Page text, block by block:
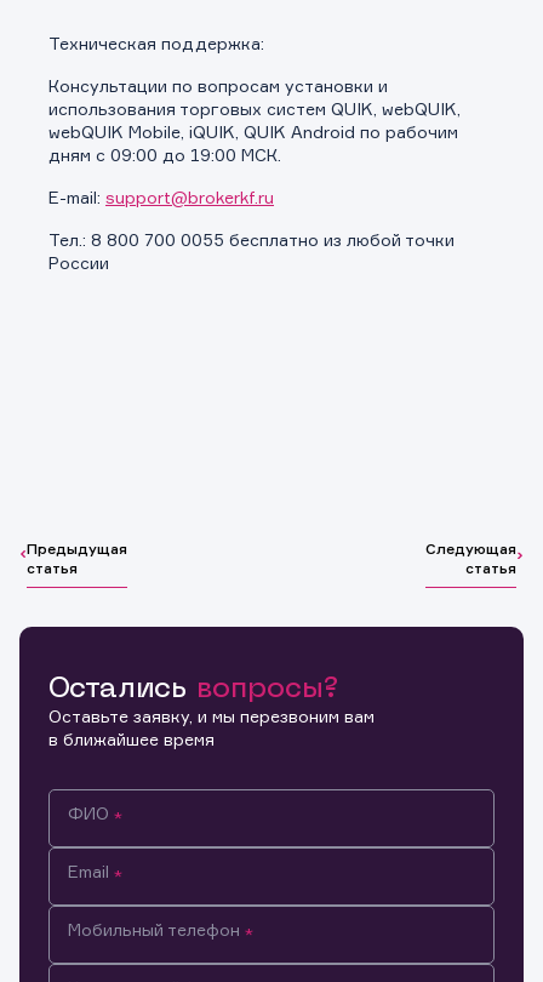
Техническая поддержка:
Консультации по вопросам установки и
использования торговых систем QUIK, webQUIK,
webQUIK Mobile, iQUIK, QUIK Android по рабочим
дням с 09:00 до 19:00 MCК.
E-mail: support@brokerkf.ru
Тел.: 8 800 700 0055 бесплатно из любой точки
России
Предыдущая
статья
Следующая
статья
Остались вопросы?
Оставьте заявку, и мы перезвоним вам
в ближайшее время
ФИО
Email
Мобильный телефон
Спасибо! Ваша заявка успешно отправлена.